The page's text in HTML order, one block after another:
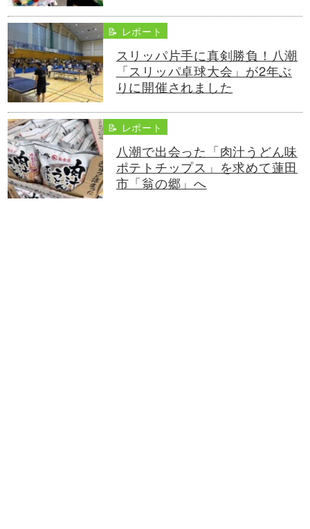
📝 レポート
スリッパ片手に真剣勝負！八潮
「スリッパ卓球大会」が2年ぶ
りに開催されました
📝 レポート
八潮で出会った「肉汁うどん味
ポテトチップス」を求めて蓮田
市「翁の郷」へ